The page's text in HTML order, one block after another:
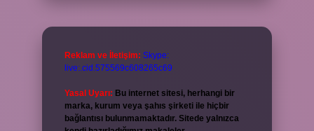
Reklam ve İletişim: Skype:
live:.cid.575569c608265c69
Yasal Uyarı: Bu internet sitesi, herhangi bir
marka, kurum veya şahıs şirketi ile hiçbir
bağlantısı bulunmamaktadır. Sitede yalnızca